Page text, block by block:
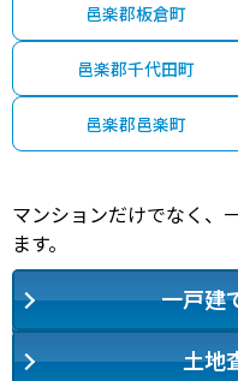
邑楽郡板倉町
邑楽郡千代田町
邑楽郡邑楽町
マンションだけでなく、
ます。
一戸建
土地